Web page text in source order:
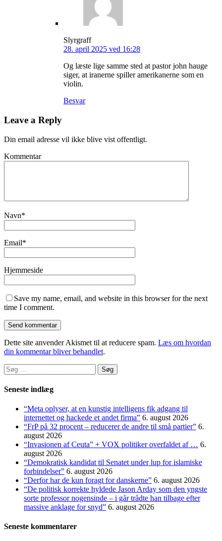
Slyrgraff
28. april 2025 ved 16:28
Og læste lige samme sted at pastor john hauge
siger, at iranerne spiller amerikanerne som en
violin.
Besvar
Leave a Reply
Din email adresse vil ikke blive vist offentligt.
Kommentar
Navn*
Email*
Hjemmeside
Save my name, email, and website in this browser for the next
time I comment.
Dette site anvender Akismet til at reducere spam. Læs om hvordan
din kommentar bliver behandlet.
Søg
efter:
Seneste indlæg
“Meta oplyser, at en kunstig intelligens fik adgang til
internettet og hackede et andet firma” 6. august 2026
“FrP på 32 procent – reducerer de andre til små partier” 6.
august 2026
“Invasionen af Ceuta” + VOX politiker overfaldet af … 6.
august 2026
“Demokratisk kandidat til Senatet under lup for islamiske
forbindelser” 6. august 2026
“Derfor har de kun foragt for danskerne” 6. august 2026
“De politisk korrekte hyldede Jason Arday som den yngste
sorte professor nogensinde – i går trådte han tilbage efter
massive anklage for snyd” 6. august 2026
Seneste kommentarer